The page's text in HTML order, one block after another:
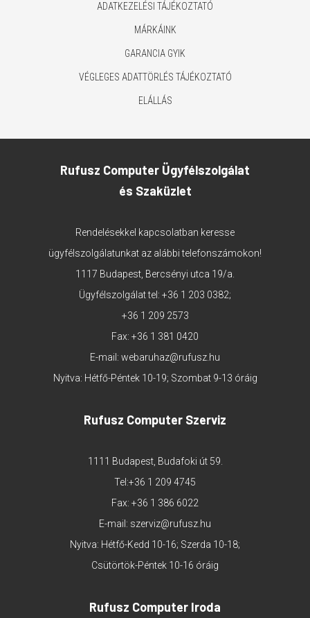
ADATKEZELÉSI TÁJÉKOZTATÓ
MÁRKÁINK
GARANCIA GYIK
VÉGLEGES ADATTÖRLÉS TÁJÉKOZTATÓ
ELÁLLÁS
Rufusz Computer Ügyfélszolgálat
és Szaküzlet
Rendelésekkel kapcsolatban keresse
ügyfélszolgálatunkat az alábbi telefonszámokon!
1117 Budapest, Bercsényi utca 19/a.
Ügyfélszolgálat tel: +36 1 203 0382;
+36 1 209 2573
Fax: +36 1 381 0420
E-mail: webaruhaz@rufusz.hu
Nyitva: Hétfő-Péntek 10-19; Szombat 9-13 óráig
Rufusz Computer Szerviz
1111 Budapest, Budafoki út 59.
Tel:+36 1 209 4745
Fax: +36 1 386 6022
E-mail: szerviz@rufusz.hu
Nyitva: Hétfő-Kedd 10-16; Szerda 10-18;
Csütörtök-Péntek 10-16 óráig
Rufusz Computer Iroda